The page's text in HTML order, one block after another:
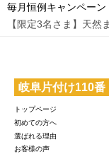
毎月恒例キャンペーン
【限定3名さま】天然
岐阜片付け110番
トップページ
初めての方へ
選ばれる理由
お客様の声